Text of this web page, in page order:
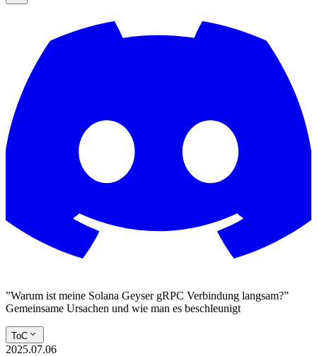
”Warum ist meine Solana Geyser gRPC Verbindung langsam?”
Gemeinsame Ursachen und wie man es beschleunigt
ToC
2025.07.06